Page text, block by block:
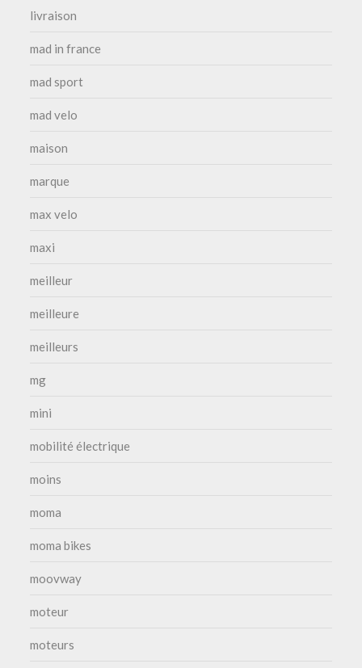
livraison
mad in france
mad sport
mad velo
maison
marque
max velo
maxi
meilleur
meilleure
meilleurs
mg
mini
mobilité électrique
moins
moma
moma bikes
moovway
moteur
moteurs